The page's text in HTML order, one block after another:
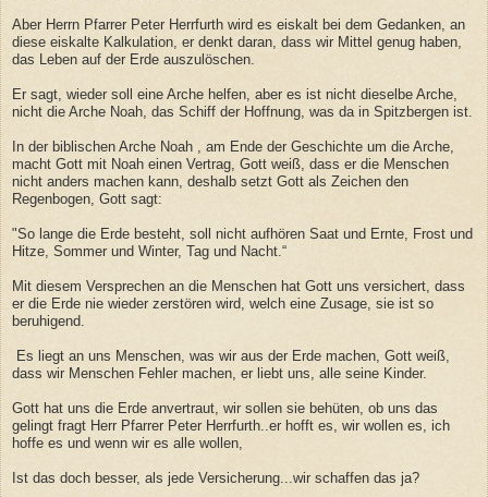
Aber Herrn Pfarrer Peter Herrfurth wird es eiskalt bei dem Gedanken, an
diese eiskalte Kalkulation, er denkt daran, dass wir Mittel genug haben,
das Leben auf der Erde auszulöschen.
Er sagt, wieder soll eine Arche helfen, aber es ist nicht dieselbe Arche,
nicht die Arche Noah, das Schiff der Hoffnung, was da in Spitzbergen ist.
In der biblischen Arche Noah , am Ende der Geschichte um die Arche,
macht Gott mit Noah einen Vertrag, Gott weiß, dass er die Menschen
nicht anders machen kann, deshalb setzt Gott als Zeichen den
Regenbogen, Gott sagt:
"So lange die Erde besteht, soll nicht aufhören Saat und Ernte, Frost und
Hitze, Sommer und Winter, Tag und Nacht.“
Mit diesem Versprechen an die Menschen hat Gott uns versichert, dass
er die Erde nie wieder zerstören wird, welch eine Zusage, sie ist so
beruhigend.
Es liegt an uns Menschen, was wir aus der Erde machen, Gott weiß,
dass wir Menschen Fehler machen, er liebt uns, alle seine Kinder.
Gott hat uns die Erde anvertraut, wir sollen sie behüten, ob uns das
gelingt fragt Herr Pfarrer Peter Herrfurth..er hofft es, wir wollen es, ich
hoffe es und wenn wir es alle wollen,
Ist das doch besser, als jede Versicherung...wir schaffen das ja?